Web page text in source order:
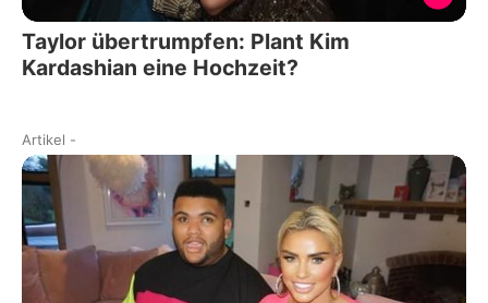
Taylor übertrumpfen: Plant Kim
Kardashian eine Hochzeit?
Artikel -